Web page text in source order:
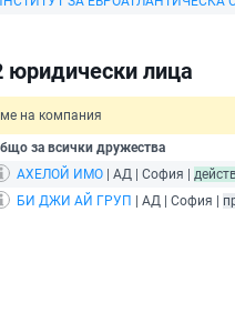
юридически лица
на компания
за всички дружества
АХЕЛОЙ ИМО | АД | София |
БИ ДЖИ АЙ ГРУП | АД | София |